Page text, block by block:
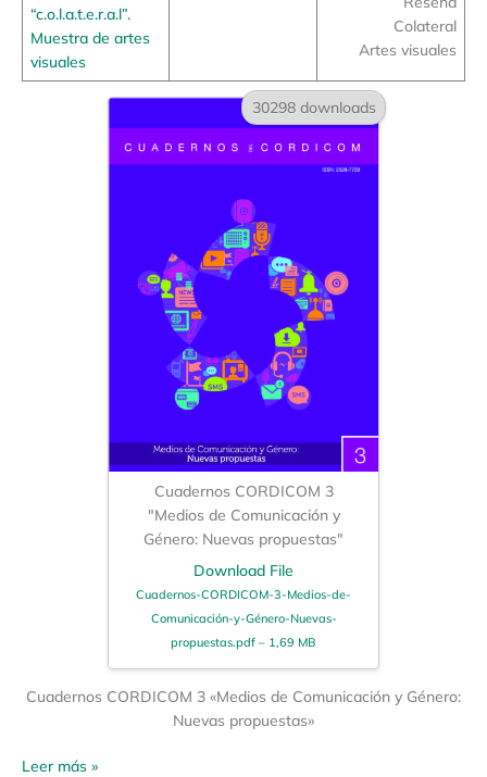
“c.o.l.a.t.e.r.a.l”.
Muestra de artes
visuales
Colateral
Artes visuales
30298 downloads
Cuadernos CORDICOM 3
"Medios de Comunicación y
Género: Nuevas propuestas"
Download File
Cuadernos-CORDICOM-3-Medios-de-
Comunicación-y-Género-Nuevas-
propuestas.pdf – 1,69 MB
Cuadernos CORDICOM 3 «Medios de Comunicación y Género:
Nuevas propuestas»
Leer más »